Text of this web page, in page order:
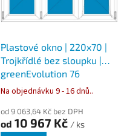
Plastové okno | 220x70 |
Trojkřídlé bez sloupku |
greenEvolution 76
Na objednávku 9 - 16 dnů..
od 9 063,64 Kč bez DPH
od 10 967 Kč / ks